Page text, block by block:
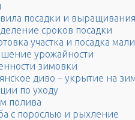
посадки и выращивания
сроков посадки
участка и посадка
урожайности
зимовки
диво – укрытие на
по уходу
полива
с порослью и рыхление